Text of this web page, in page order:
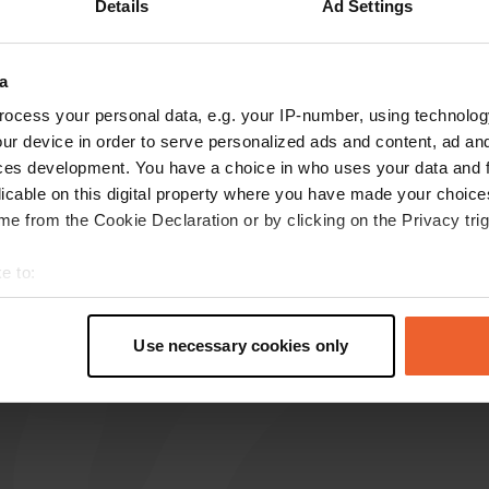
Details Ad Settings
your personal data, e.g. your IP-number, using
device in order to serve personalized ads and content, ad
development. You have a choice in who uses your data and
on this digital property where you have made your
from the Cookie Declaration or by clicking on the Privacy
to:
geographical location which can be accurate to within
personal data is processed and set your preferences in the
content and ads, to provide social media features and to
site with our social media, advertising and analytics
Use necessary cookies only
de reviews
p peter-anneke
we stonden hier met 6 campers. rustige plek
tussen de notenbomen. wat
winkel met veel mooie producten. het personeel